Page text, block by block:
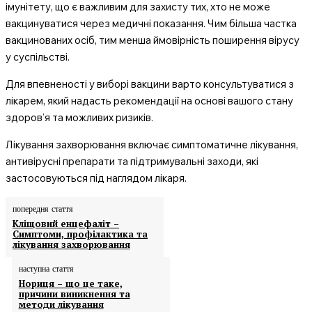
імунітету, що є важливим для захисту тих, хто не може
вакцинуватися через медичні показання. Чим більша частка
вакцинованих осіб, тим менша ймовірність поширення вірусу
у суспільстві.
Для впевненості у виборі вакцини варто консультуватися з
лікарем, який надасть рекомендації на основі вашого стану
здоров’я та можливих ризиків.
Лікування захворювання включає симптоматичне лікування,
антивірусні препарати та підтримувальні заходи, які
застосовуються під наглядом лікаря.
попередня стаття
Кліщовий енцефаліт –
Симптоми, профілактика та
лікування захворювання
наступна стаття
Нориця – що це таке,
причини виникнення та
методи лікування